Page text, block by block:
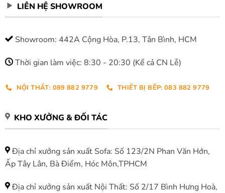
LIÊN HỆ SHOWROOM
Showroom: 442A Cộng Hòa, P.13, Tân Bình, HCM
Thời gian làm việc: 8:30 - 20:30 (Kể cả CN Lễ)
NỘI THẤT: 089 882 9779 THIẾT BỊ BẾP: 083 882 9779
KHO XƯỞNG & ĐỐI TÁC
Địa chỉ xưởng sản xuất Sofa: Số 123/2N Phan Văn Hớn,
Ấp Tây Lân, Bà Điểm, Hóc Môn,TPHCM
Địa chỉ xưởng sản xuất Nội Thất: Số 2/17 Bình Hưng Hoà,